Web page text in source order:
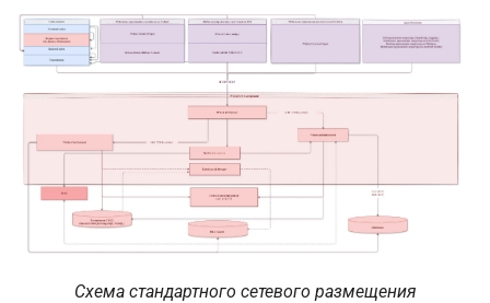
Схема стандартного сетевого размещения